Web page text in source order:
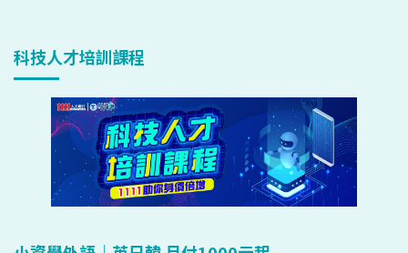
科技人才培訓課程